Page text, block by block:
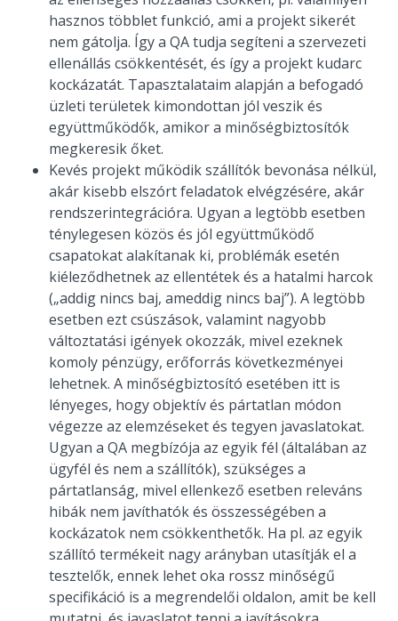
hasznos többlet funkció, ami a projekt sikerét
nem gátolja. Így a QA tudja segíteni a szervezeti
ellenállás csökkentését, és így a projekt kudarc
kockázatát. Tapasztalataim alapján a befogadó
üzleti területek kimondottan jól veszik és
együttműködők, amikor a minőségbiztosítók
megkeresik őket.
Kevés projekt működik szállítók bevonása nélkül,
akár kisebb elszórt feladatok elvégzésére, akár
rendszerintegrációra. Ugyan a legtöbb esetben
ténylegesen közös és jól együttműködő
csapatokat alakítanak ki, problémák esetén
kiéleződhetnek az ellentétek és a hatalmi harcok
(„addig nincs baj, ameddig nincs baj”). A legtöbb
esetben ezt csúszások, valamint nagyobb
változtatási igények okozzák, mivel ezeknek
komoly pénzügy, erőforrás következményei
lehetnek. A minőségbiztosító esetében itt is
lényeges, hogy objektív és pártatlan módon
végezze az elemzéseket és tegyen javaslatokat.
Ugyan a QA megbízója az egyik fél (általában az
ügyfél és nem a szállítók), szükséges a
pártatlanság, mivel ellenkező esetben releváns
hibák nem javíthatók és összességében a
kockázatok nem csökkenthetők. Ha pl. az egyik
szállító termékeit nagy arányban utasítják el a
tesztelők, ennek lehet oka rossz minőségű
specifikáció is a megrendelői oldalon, amit be kell